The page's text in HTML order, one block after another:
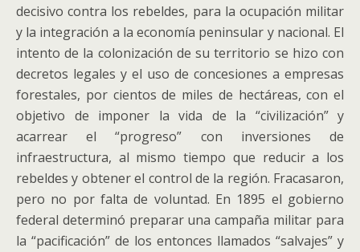
decisivo contra los rebeldes, para la ocupación militar
y la integración a la economía peninsular y nacional. El
intento de la colonización de su territorio se hizo con
decretos legales y el uso de concesiones a empresas
forestales, por cientos de miles de hectáreas, con el
objetivo de imponer la vida de la “civilización” y
acarrear el “progreso” con inversiones de
infraestructura, al mismo tiempo que reducir a los
rebeldes y obtener el control de la región. Fracasaron,
pero no por falta de voluntad. En 1895 el gobierno
federal determinó preparar una campaña militar para
la “pacificación” de los entonces llamados “salvajes” y